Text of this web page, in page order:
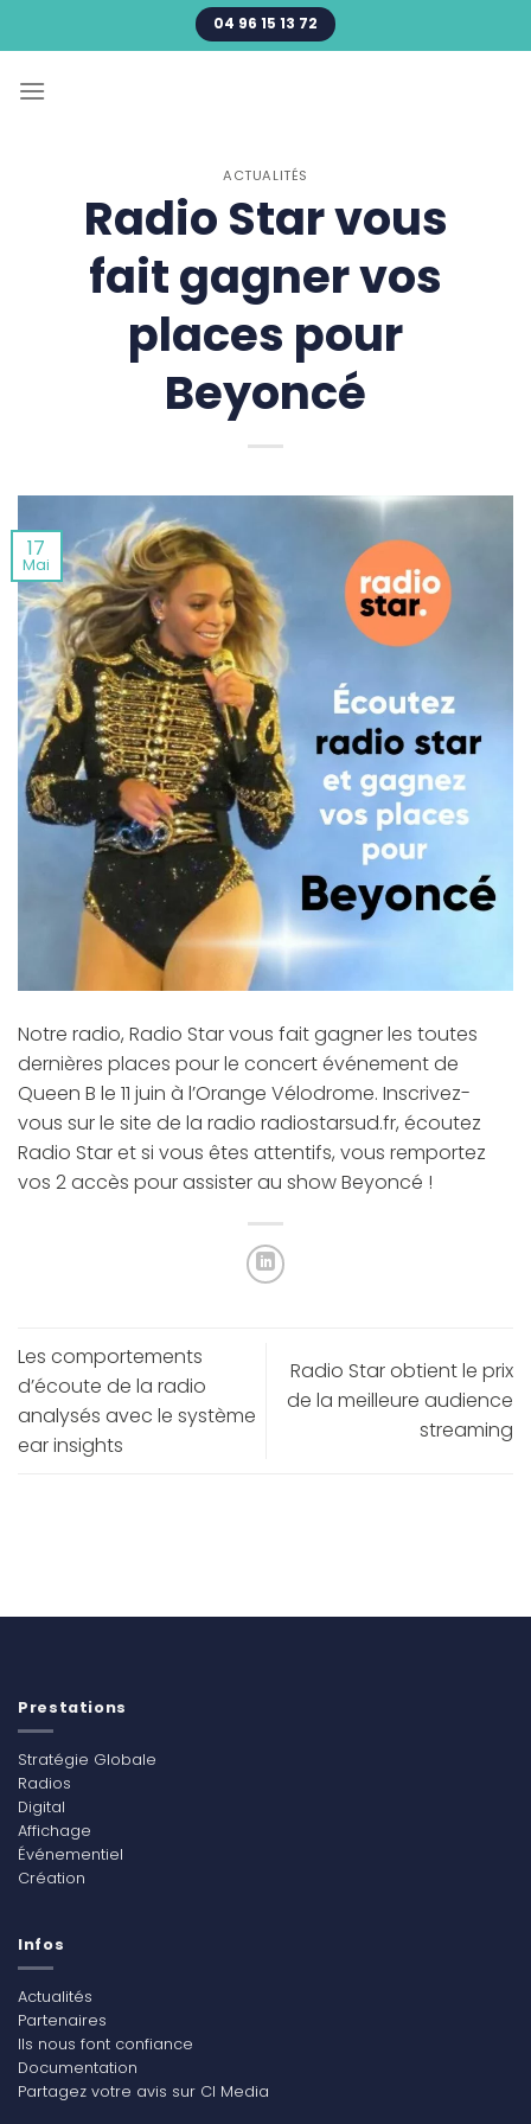
au
04 96 15 13 72
ACTUALITÉS
Radio Star vous
fait gagner vos
places pour
Beyoncé
17
Mai
Notre radio, Radio Star vous fait gagner les toutes
dernières places pour le concert événement de
Queen B le 11 juin à l’Orange Vélodrome. Inscrivez-
vous sur le site de la radio radiostarsud.fr, écoutez
Radio Star et si vous êtes attentifs, vous remportez
vos 2 accès pour assister au show Beyoncé !
Les comportements
d’écoute de la radio
analysés avec le système
ear insights
Radio Star obtient le prix
de la meilleure audience
streaming
Prestations
Stratégie Globale
Radios
Digital
Affichage
Événementiel
Création
Infos
Actualités
Partenaires
Ils nous font confiance
Documentation
Partagez votre avis sur CI Media